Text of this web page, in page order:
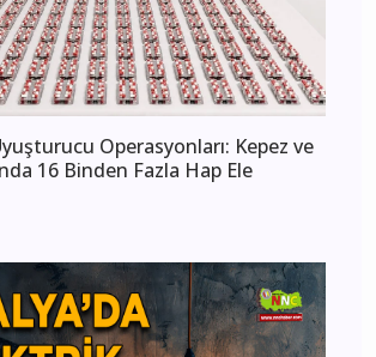
Operasyonları: Kepez ve
16 Binden Fazla Hap Ele